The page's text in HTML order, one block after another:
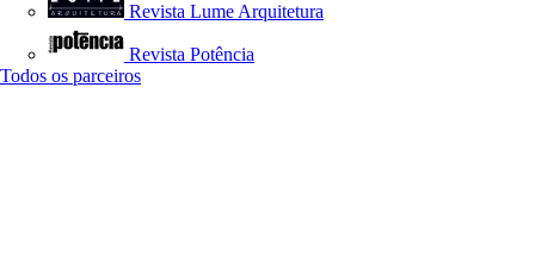
Revista Lume Arquitetura
Revista Potência
Todos os parceiros